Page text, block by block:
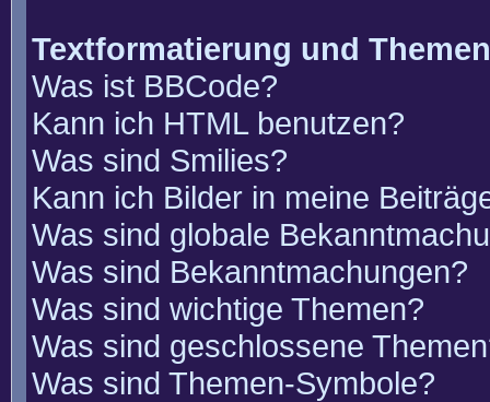
Textformatierung und
Was ist BBCode?
Kann ich HTML benutzen?
Was sind Smilies?
Kann ich Bilder in meine
Was sind globale
Was sind Bekanntmachungen?
Was sind wichtige Themen?
Was sind geschlossene
Was sind Themen-Symbole?